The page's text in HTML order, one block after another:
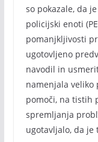
so pokazale, da
policijski enoti
pomanjkljivosti
ugotovljeno
navodil in
namenjala veliko
pomoči, na tistih
spremljanja
ugotavljalo, da